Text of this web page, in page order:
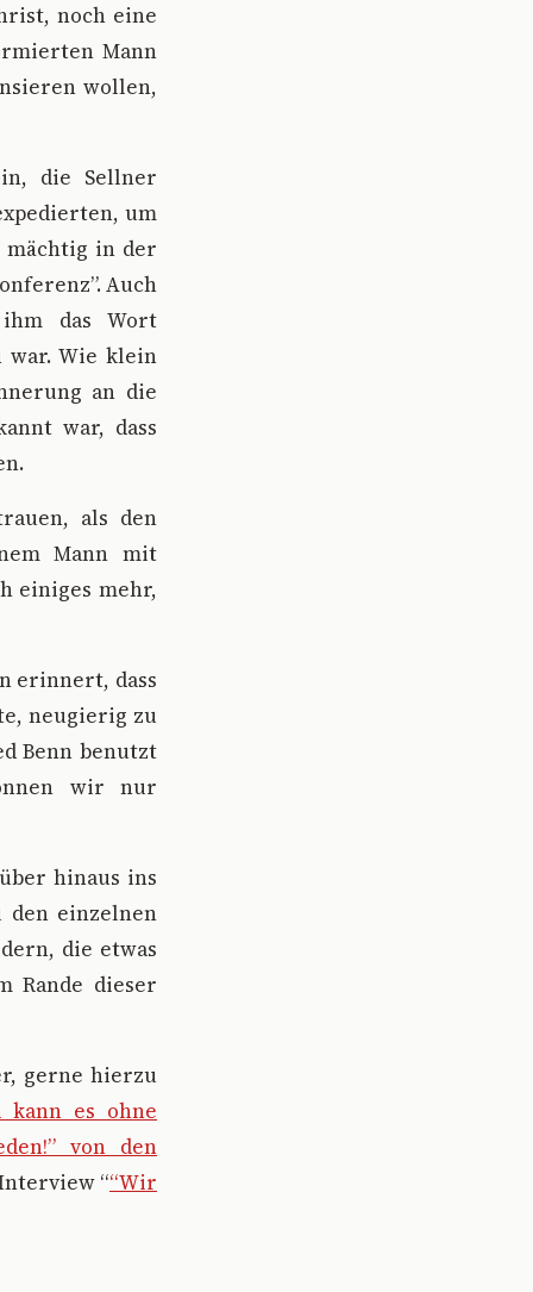
noch eine
Mann
wollen,
die Sellner
um
mächtig in der
Auch
das Wort
war. Wie klein
an die
war, dass
als den
Mann mit
einiges mehr,
erinnert, dass
neugierig zu
Benn benutzt
wir nur
hinaus ins
den einzelnen
die etwas
Rande dieser
gerne hierzu
kann es ohne
von den
““Wir